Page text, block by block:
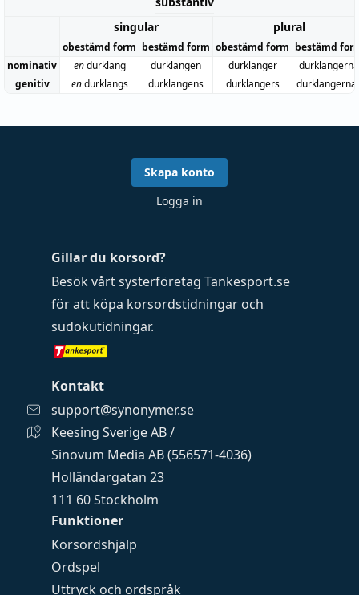
singular
plural
obestämd form bestämd form obestämd form bestämd
nominativ
endurklang durklangen durklanger
durklangerna
genitiv
endurklangs durklangens durklangers
Funktioner
Korsordshjälp
Ordspel
Uttryck och ordspråk
Gillar du korsord?
Besök vårt systerföretag Tankesport.se
för att köpa korsordstidningar och
sudokutidningar.
Kontakt
support@synonymer.se
Keesing Sverige AB /
Sinovum Media AB (556571-4036)
Holländargatan 23
111 60 Stockholm
Skapa konto
Logga in